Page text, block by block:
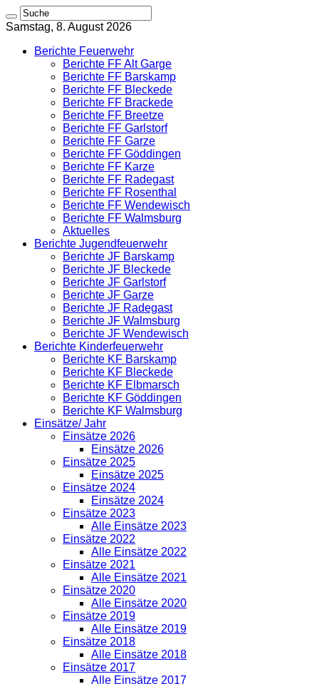
Samstag, 8. August 2026
Berichte Feuerwehr
Berichte FF Alt Garge
Berichte FF Barskamp
Berichte FF Bleckede
Berichte FF Brackede
Berichte FF Breetze
Berichte FF Garlstorf
Berichte FF Garze
Berichte FF Göddingen
Berichte FF Karze
Berichte FF Radegast
Berichte FF Rosenthal
Berichte FF Wendewisch
Berichte FF Walmsburg
Aktuelles
Berichte Jugendfeuerwehr
Berichte JF Barskamp
Berichte JF Bleckede
Berichte JF Garlstorf
Berichte JF Garze
Berichte JF Radegast
Berichte JF Walmsburg
Berichte JF Wendewisch
Berichte Kinderfeuerwehr
Berichte KF Barskamp
Berichte KF Bleckede
Berichte KF Elbmarsch
Berichte KF Göddingen
Berichte KF Walmsburg
Einsätze/ Jahr
Einsätze 2026
Einsätze 2026
Einsätze 2025
Einsätze 2025
Einsätze 2024
Einsätze 2024
Einsätze 2023
Alle Einsätze 2023
Einsätze 2022
Alle Einsätze 2022
Einsätze 2021
Alle Einsätze 2021
Einsätze 2020
Alle Einsätze 2020
Einsätze 2019
Alle Einsätze 2019
Einsätze 2018
Alle Einsätze 2018
Einsätze 2017
Alle Einsätze 2017